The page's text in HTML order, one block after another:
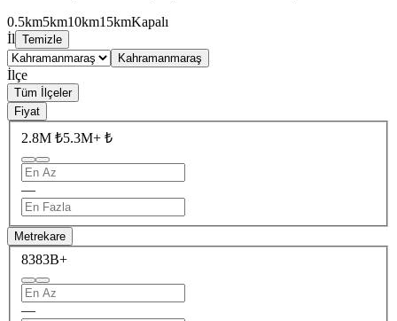
0.5km5km10km15kmKapalı
İl Temizle
Kahramanmaraş
İlçe
Tüm İlçeler
Fiyat
2.8M ₺5.3M+ ₺
—
Metrekare
8383B+
—